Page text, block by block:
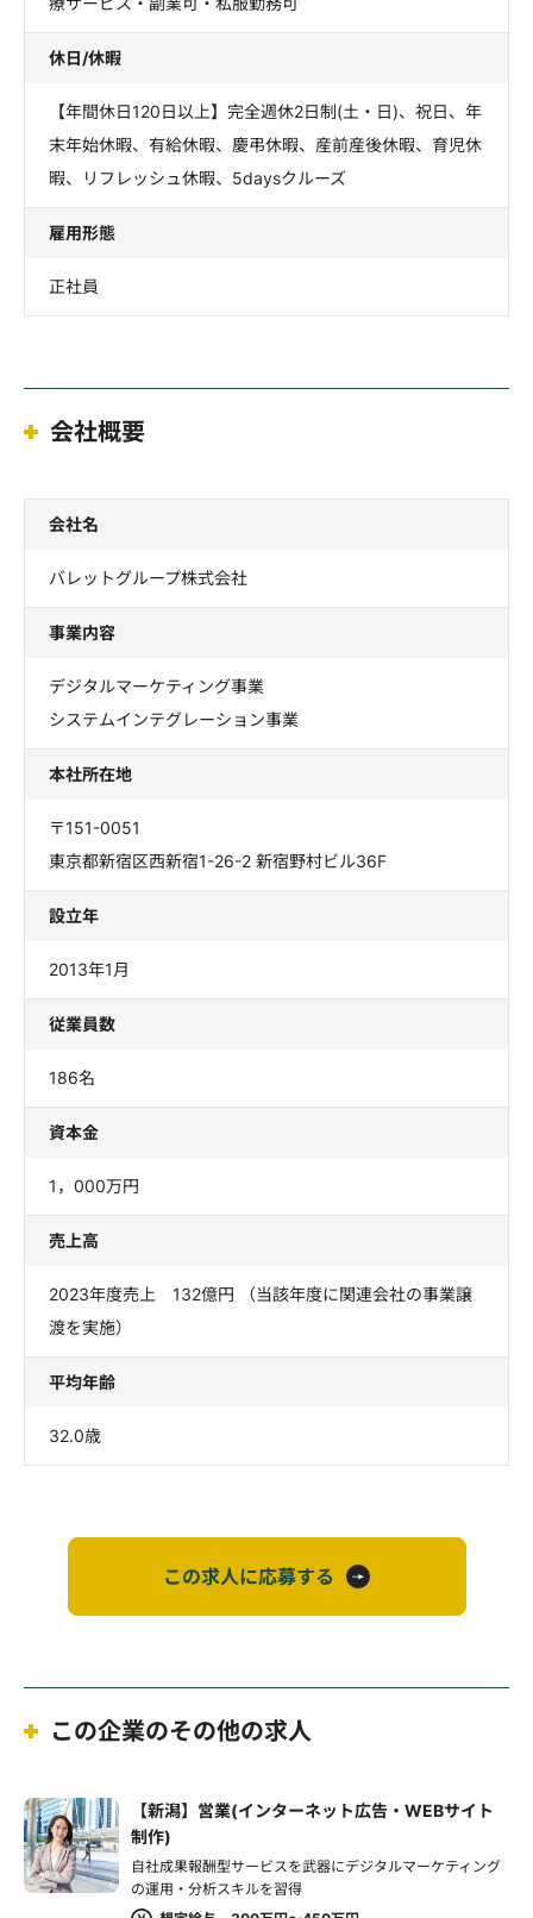
休日/休暇
【年間休日120日以上】完全週休2日制(土・日)、祝日、年
末年始休暇、有給休暇、慶弔休暇、産前産後休暇、育児休
暇、リフレッシュ休暇、5daysクルーズ
雇用形態
正社員
会社概要
会社名
バレットグループ株式会社
事業内容
デジタルマーケティング事業
システムインテグレーション事業
本社所在地
〒151-0051
東京都新宿区西新宿1-26-2 新宿野村ビル36F
設立年
2013年1月
従業員数
186名
資本金
1，000万円
売上高
2023年度売上 132億円 （当該年度に関連会社の事業譲
渡を実施）
平均年齢
32.0歳
この求人に応募する
この企業のその他の求人
【新潟】営業(インターネット広告・WEBサイト
制作)
自社成果報酬型サービスを武器にデジタルマーケティング
の運用・分析スキルを習得